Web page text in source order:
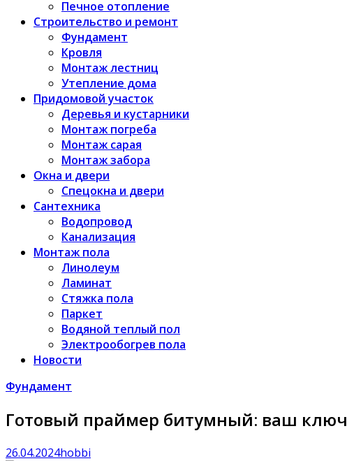
Печное отопление
Строительство и ремонт
Фундамент
Кровля
Монтаж лестниц
Утепление дома
Придомовой участок
Деревья и кустарники
Монтаж погреба
Монтаж сарая
Монтаж забора
Окна и двери
Спецокна и двери
Сантехника
Водопровод
Канализация
Монтаж пола
Линолеум
Ламинат
Стяжка пола
Паркет
Водяной теплый пол
Электрообогрев пола
Новости
Фундамент
Готовый праймер битумный: ваш
26.04.2024hobbi